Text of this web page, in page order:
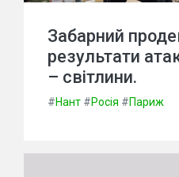
Забарний
результати
– світлини.
#Нант #Росія #Париж